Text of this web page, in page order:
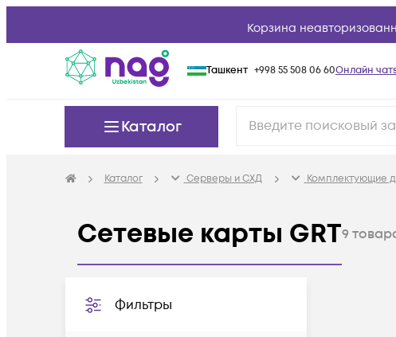
Корзина
Ташкент +998 55 508 06 60Онлайн чат
Каталог
Каталог Серверы и СХД Комплектующие
Сетевые карты GRT9
Фильтры